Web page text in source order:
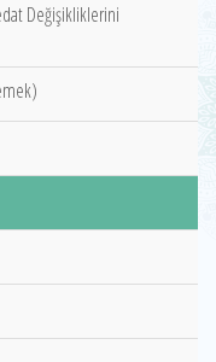
Değişikliklerini